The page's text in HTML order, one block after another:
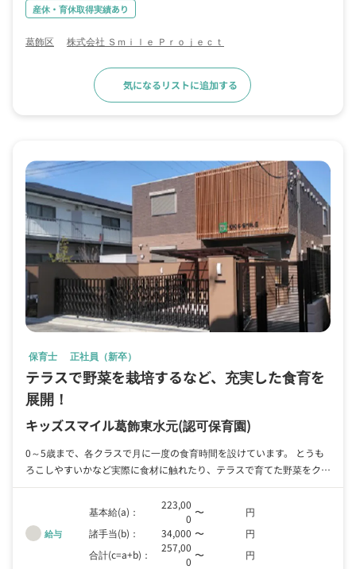
産休・育休取得実績あり
葛飾区 株式会社 Ｓｍｉｌｅ Ｐｒｏｊｅｃｔ
気になるリストに追加する
保育士 正社員（新卒）
テラスで野菜を栽培するなど、充実した食育を
展開！
キッズスマイル葛飾東水元(認可保育園)
0～5歳まで、各クラスで月に一度の食育時間を設けています。 とうも
ろこしやすいかなど実際に食材に触れたり、テラスで育てた野菜をクッ
キングで使用したり。 看護師による保健指導も積極的に実施し、保育
士はもちろん、他職種の先生と連携して保育を行っています。 ＼＼
祝！3冠達成いたしました！！ ／／ ■保育士が選ぶ就職したい会社NO.
１ ■保育士が選ぶ働きやすい会社NO.１ ■保育士が選ぶワークライフバ
ランスがとれる会社NO.１ ※国際マーケティングリサーチ社調べ
給与
基本給(a)：
223,00
0
〜
円
諸手当(b)：
34,000 〜
円
合計(c=a+b)：
257,00
0
〜 円